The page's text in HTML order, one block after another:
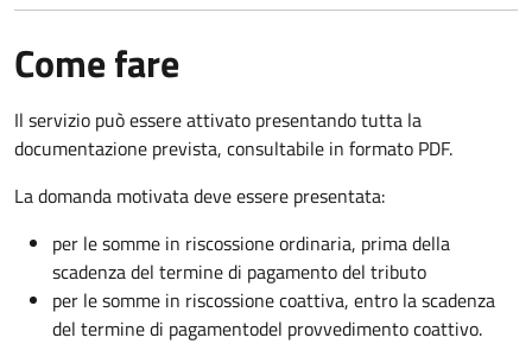
Come fare
Il servizio può essere attivato presentando tutta la
documentazione prevista, consultabile in formato PDF.
La domanda motivata deve essere presentata:
per le somme in riscossione ordinaria, prima della
scadenza del termine di pagamento del tributo
per le somme in riscossione coattiva, entro la scadenza
del termine di pagamentodel provvedimento coattivo.